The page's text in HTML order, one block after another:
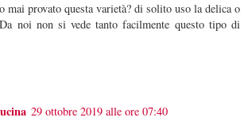
mai provato questa varietà? di solito uso la delica o
noi non si vede tanto facilmente questo tipo di
29 ottobre 2019 alle ore 07:40